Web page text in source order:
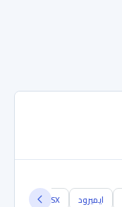
ايميرود ASX